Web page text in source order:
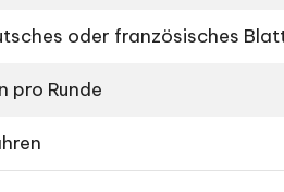
oder französisches
pro Runde